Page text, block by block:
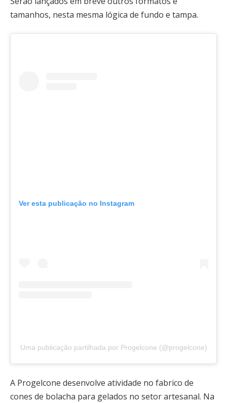
tamanhos, nesta mesma lógica de fundo e tampa.
Ver esta publicação no Instagram
Uma publicação partilhada por Progelcone (@progelcone)
A Progelcone desenvolve atividade no fabrico de
cones de bolacha para gelados no setor artesanal. Na